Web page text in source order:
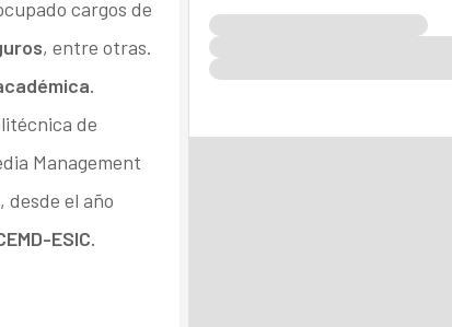
cargos de
, entre otras.
de
Management
desde el año
ESIC.